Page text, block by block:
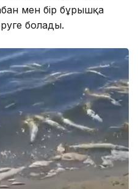
мен бір бұрышқа
болады.